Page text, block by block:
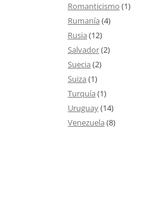
Romanticismo (1)
Rumanía (4)
Rusia (12)
Salvador(2)
Suecia (2)
Suiza (1)
Turquía (1)
Uruguay(14)
Venezuela (8)